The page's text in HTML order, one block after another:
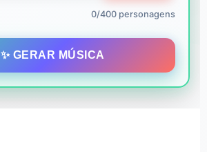
0/400 personagens
✨ GERAR MÚSICA